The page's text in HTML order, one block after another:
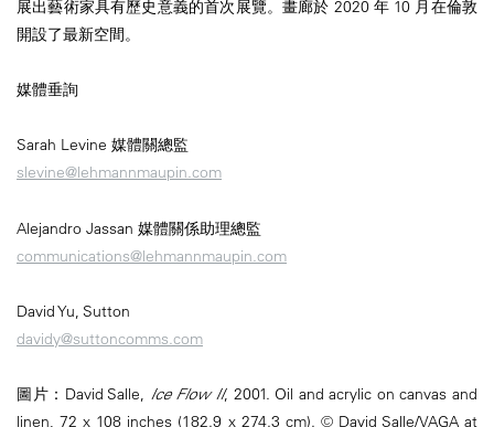
展出藝術家具有歷史意義的首次展覽。畫廊於 2020 年 10 月在倫敦
開設了最新空間。
媒體垂詢
Sarah Levine 媒體關總監
slevine@lehmannmaupin.com
Alejandro Jassan 媒體關係助理總監
communications@lehmannmaupin.com
David Yu, Sutton
davidy@suttoncomms.com
圖片：David Salle, Ice Flow II, 2001. Oil and acrylic on canvas and
linen, 72 x 108 inches (182.9 x 274.3 cm). © David Salle/VAGA at